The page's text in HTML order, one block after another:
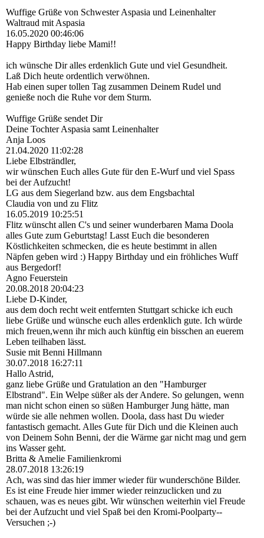
Wuffige Grüße von Schwester Aspasia und Leinenhalter
Waltraud mit Aspasia
16.05.2020 00:46:06
Happy Birthday liebe Mami!!
ich wünsche Dir alles erdenklich Gute und viel Gesundheit.
Laß Dich heute ordentlich verwöhnen.
Hab einen super tollen Tag zusammen Deinem Rudel und
genieße noch die Ruhe vor dem Sturm.
Wuffige Grüße sendet Dir
Deine Tochter Aspasia samt Leinenhalter
Anja Loos
21.04.2020 11:02:28
Liebe Elbsträndler,
wir wünschen Euch alles Gute für den E-Wurf und viel Spass
bei der Aufzucht!
LG aus dem Siegerland bzw. aus dem Engsbachtal
Claudia von und zu Flitz
16.05.2019 10:25:51
Flitz wünscht allen C's und seiner wunderbaren Mama Doola
alles Gute zum Geburtstag! Lasst Euch die besonderen
Köstlichkeiten schmecken, die es heute bestimmt in allen
Näpfen geben wird :) Happy Birthday und ein fröhliches Wuff
aus Bergedorf!
Agno Feuerstein
20.08.2018 20:04:23
Liebe D-Kinder,
aus dem doch recht weit entfernten Stuttgart schicke ich euch
liebe Grüße und wünsche euch alles erdenklich gute. Ich würde
mich freuen,wenn ihr mich auch künftig ein bisschen an euerem
Leben teilhaben lässt.
Susie mit Benni Hillmann
30.07.2018 16:27:11
Hallo Astrid,
ganz liebe Grüße und Gratulation an den "Hamburger
Elbstrand". Ein Welpe süßer als der Andere. So gelungen, wenn
man nicht schon einen so süßen Hamburger Jung hätte, man
würde sie alle nehmen wollen. Doola, dass hast Du wieder
fantastisch gemacht. Alles Gute für Dich und die Kleinen auch
von Deinem Sohn Benni, der die Wärme gar nicht mag und gern
ins Wasser geht.
Britta & Amelie Familienkromi
28.07.2018 13:26:19
Ach, was sind das hier immer wieder für wunderschöne Bilder.
Es ist eine Freude hier immer wieder reinzuclicken und zu
schauen, was es neues gibt. Wir wünschen weiterhin viel Freude
bei der Aufzucht und viel Spaß bei den Kromi-­Poolparty-­
Versuchen ;-)